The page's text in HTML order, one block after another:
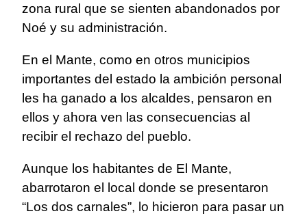
zona rural que se sienten abandonados por
Noé y su administración.
En el Mante, como en otros municipios
importantes del estado la ambición personal
les ha ganado a los alcaldes, pensaron en
ellos y ahora ven las consecuencias al
recibir el rechazo del pueblo.
Aunque los habitantes de El Mante,
abarrotaron el local donde se presentaron
“Los dos carnales”, lo hicieron para pasar un